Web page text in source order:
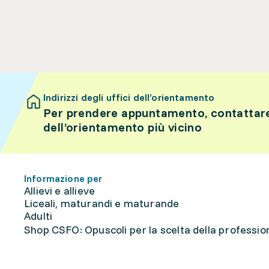
Indirizzi degli uffici dell’orientamento
Per prendere appuntamento,
dell’orientamento più vicino
Informazione per
Allievi e allieve
Liceali, maturandi e maturande
Adulti
Shop CSFO: Opuscoli per la scelta della